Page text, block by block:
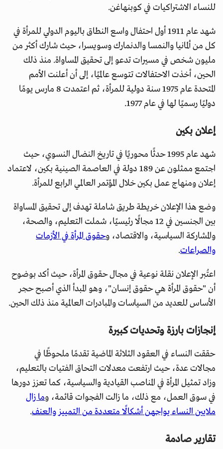
للنساء الاشتراكيات في كوبنهاغن.
شهد عام 1911 أول احتفال واسع النطاق باليوم الدولي للمرأة في
كل من ألمانيا والنمسا والدنمارك وسويسرا، حيث شارك أكثر من
مليون شخص في مسيرات تدعو إلى تحقيق المساواة. منذ ذلك
الحين، أخذت الاحتفالات تتوسع عالميًا، إلى أن أعلنت الأمم
المتحدة عام 1975 سنة دولية للمرأة، ثم اعتمدت 8 مارس يومًا
دوليًا رسميًا لها في عام 1977.
إعلان بكين
شهد عام 1995 حدثًا محوريًا في تاريخ النضال النسوي، حيث
اجتمع ممثلون عن 189 دولة في العاصمة الصينية بكين، لاعتماد
إعلان ومنهاج عمل بكين خلال المؤتمر العالمي الرابع للمرأة.
وضع هذا الإعلان خريطة طريق شاملة تهدف إلى تحقيق المساواة
بين الجنسين في 12 مجالًا رئيسيًا، شملت التعليم، والصحة،
والمشاركة السياسية، والاقتصاد، وحقوق المرأة في الأزمات
والصراعات.
اعتُبر الإعلان نقلة نوعية في مجال حقوق المرأة، حيث أكد بوضوح
أن "حقوق المرأة هي حقوق إنسان"، وهو المبدأ الذي أصبح حجر
الأساس للعديد من السياسات والمبادرات العالمية منذ ذلك الحين.
إنجازات بارزة وتحديات كبيرة
حققت النساء في العقود الثلاثة الماضية تقدمًا ملحوظًا في
مجالات عدة، حيث ارتفعت معدلات التحاق الفتيات بالتعليم،
وزاد تمثيل المرأة في المناصب القيادية والسياسية، كما تعزز دورها
في سوق العمل، مع ذلك، ما زالت الفجوات قائمة، وما زال
ملايين النساء يواجهن أشكالًا متعددة من التمييز والعنف.
تقارير صادمة